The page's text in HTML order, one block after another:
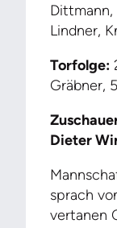
Dittmann,
Lindner,
Torfolge:
Gräbner,
Dieter
sprach
vertanen